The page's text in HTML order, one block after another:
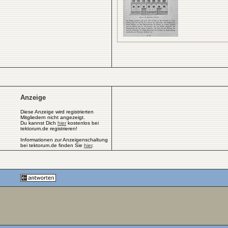
Anzeige
Diese Anzeige wird registrierten
Mitgliedern nicht angezeigt.
Du kannst Dich hierkostenlos bei
tektorum.de registrieren!
Informationen zur Anzeigenschaltung
bei tektorum.de finden Sie hier.